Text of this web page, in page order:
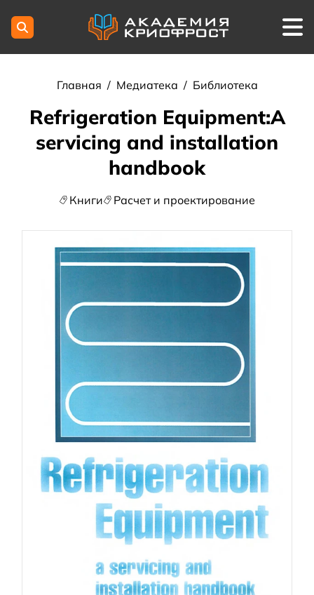
Главная / Медиатека / Библиотека
Refrigeration Equipment:A
servicing and installation
handbook
Книги Расчет и проектирование